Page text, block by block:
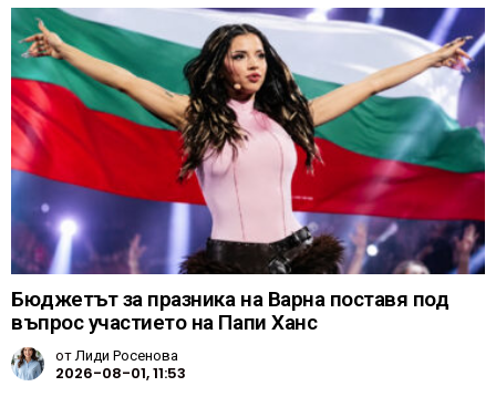
Бюджетът за празника на Варна поставя под
въпрос участието на Папи Ханс
отЛиди Росенова
2026-08-01, 11:53